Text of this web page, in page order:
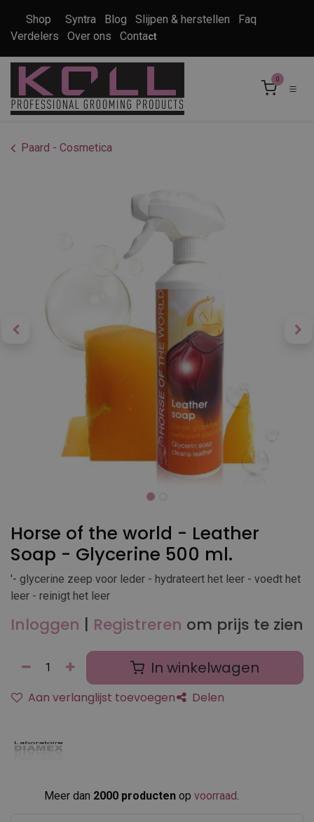
Shop Syntra Blog Slijpen & herstellen
Faq
Verdelers
Over ons Contact
0
Paard - Cosmetica
Horse of the world - Leather
Soap - Glycerine 500 ml.
'- glycerine zeep voor leder - hydrateert het leer - voedt het
leer - reinigt het leer
Inloggen | Registreren om prijs te zien
In winkelwagen
Aan verlanglijst toevoegen Delen
Meer dan 2000 producten op voorraad